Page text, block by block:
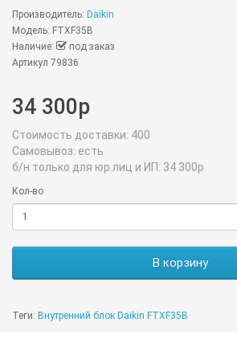
Производитель: Daikin
Модель: FTXF35B
Наличие:
под заказ
Артикул 79836
34 300р
Стоимость доставки: 400
Самовывоз: есть
б/н только для юр.лиц и ИП: 34 300р
Кол-во
В корзину
Теги: Внутренний блок Daikin FTXF35B